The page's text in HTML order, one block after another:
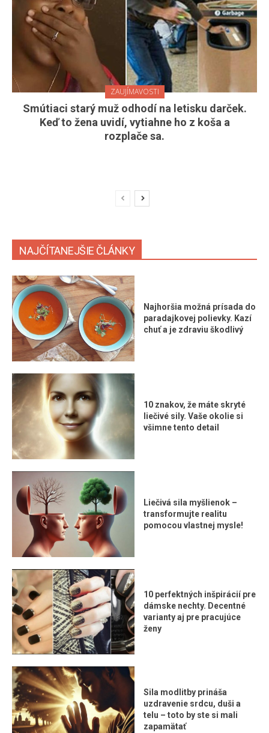
ZAUJÍMAVOSTI
Smútiaci starý muž odhodí na letisku darček.
Keď to žena uvidí, vytiahne ho z koša a
rozplače sa.
NAJČÍTANEJŠIE ČLÁNKY
Najhoršia možná prísada do
paradajkovej polievky. Kazí
chuť a je zdraviu škodlivý
10 znakov, že máte skryté
liečivé sily. Vaše okolie si
všimne tento detail
Liečivá sila myšlienok –
transformujte realitu
pomocou vlastnej mysle!
10 perfektných inšpirácií pre
dámske nechty. Decentné
varianty aj pre pracujúce
ženy
Sila modlitby prináša
uzdravenie srdcu, duši a
telu – toto by ste si mali
zapamätať